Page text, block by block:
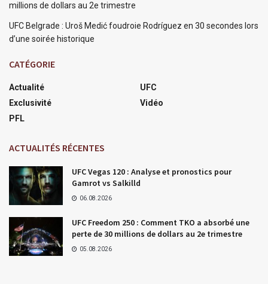
millions de dollars au 2e trimestre
UFC Belgrade : Uroš Medić foudroie Rodríguez en 30 secondes lors
d’une soirée historique
CATÉGORIE
Actualité
Exclusivité
PFL
UFC
Vidéo
ACTUALITÉS RÉCENTES
UFC Vegas 120 : Analyse et pronostics pour
Gamrot vs Salkilld
06.08.2026
UFC Freedom 250 : Comment TKO a absorbé une
perte de 30 millions de dollars au 2e trimestre
05.08.2026